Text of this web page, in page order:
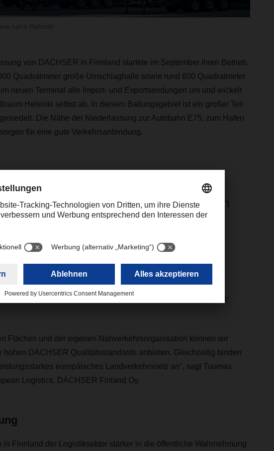
von DACHSER in Finnland startete im September ihren Betrieb.
Quadratmeter große Umschlaghalle sowie rund 600 Quadratmeter
neuen Terminal alle Import- und Exportsendungen um und wickelt
Helsinki selbst ab. In diesem Ballungsgebiet ist ein großer Teil
Die Nähe der Niederlassung zur Autobahn E75, zum Hafen
für eine gute Verkehrsanbindung.
neuen, großzügigen Flächen und der
können wir unseren
Finnland die hohen DACHSER
anbieten. Gleichzeitig binden wir
Landverkehrsnetz an.”
Managing Director, European Logistics, DACHSER Finland Oy
Flächen und der eigenen Nahverkehrsorganisation können wir
hohen DACHSER Qualitätsstandards anbieten. Gleichzeitig binden
europäisches Landverkehrsnetz an", sagt Tuomas
Logistics, DACHSER Finland Oy.
in Finnland der Logistiksektor stärker in die öffentliche Wahrnehmung